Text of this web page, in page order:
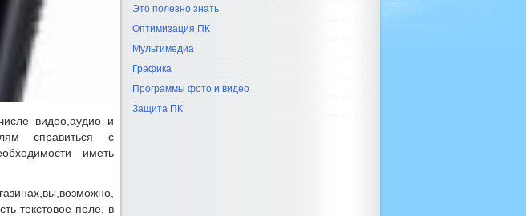
видео,аудио и
справиться с
иметь
текстовое поле, в
Это полезно знать
Оптимизация ПК
Мультимедиа
Графика
Программы фото и видео
Защита ПК